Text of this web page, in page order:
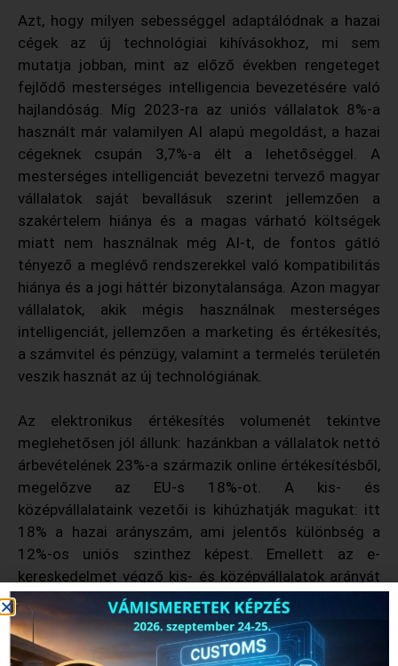
Azt, hogy milyen sebességgel adaptálódnak a hazai
cégek az új technológiai kihívásokhoz, mi sem
mutatja jobban, mint az előző években rengeteget
fejlődő mesterséges intelligencia bevezetésére való
hajlandóság. Míg 2023-ra az uniós vállalatok 8%-a
használt már valamilyen AI alapú megoldást, a hazai
cégeknek csupán 3,7%-a élt a lehetőséggel. A
mesterséges intelligenciát bevezetni tervező magyar
vállalatok saját bevallásuk szerint jellemzően a
szakértelem hiánya és a magas várható költségek
miatt nem használnak még AI-t, de fontos gátló
tényező a meglévő rendszerekkel való kompatibilitás
hiánya és a jogi háttér bizonytalansága. Azon magyar
vállalatok, akik mégis használnak mesterséges
intelligenciát, jellemzően a marketing és értékesítés,
a számvitel és pénzügy, valamint a termelés területén
veszik hasznát az új technológiának.
Az elektronikus értékesítés volumenét tekintve
meglehetősen jól állunk: hazánkban a vállalatok nettó
árbevételének 23%-a származik online értékesítésből,
megelőzve az EU-s 18%-ot. A kis- és
középvállalataink vezetői is kihúzhatják magukat: itt
18% a hazai arányszám, ami jelentős különbség a
12%-os uniós szinthez képest. Emellett az e-
kereskedelmet végző kis- és középvállalatok arányát
tekintve is jobban állunk az EU-s átlagnál (21,8% a
19,1%-kal szemben). Érdekesség, hogy a 250 fő
fölötti hazai vállalatok esetében háromszor olyan